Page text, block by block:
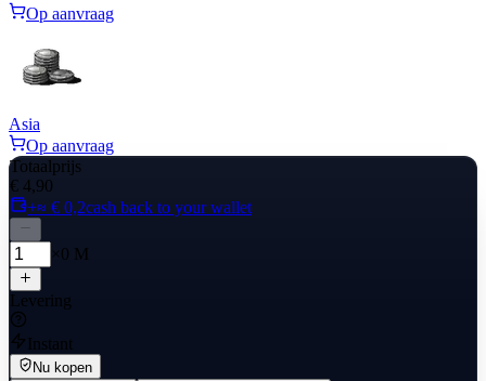
Op aanvraag
Asia
Op aanvraag
Totaalprijs
€ 4,90
+≈ € 0,2cash back to your wallet
×0 M
Levering
Instant
Nu kopen